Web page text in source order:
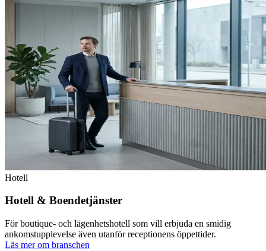
Hotell
Hotell & Boendetjänster
För boutique- och lägenhetshotell som vill erbjuda en smidig
ankomstupplevelse även utanför receptionens öppettider.
Läs mer om branschen